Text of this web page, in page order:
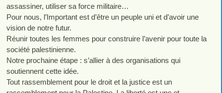
assassiner, utiliser sa force militaire…
Pour nous, l’Important est d’être un peuple uni et d’avoir une
vision de notre futur.
Réunir toutes les femmes pour construire l’avenir pour toute la
société palestinienne.
Notre prochaine étape : s’allier à des organisations qui
soutiennent cette idée.
Tout rassemblement pour le droit et la justice est un